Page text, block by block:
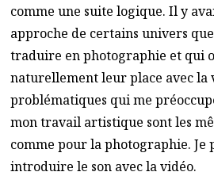
comme une suite logique. Il y
approche de certains univers
traduire en photographie et qui
naturellement leur place avec la
problématiques qui me
mon travail artistique sont les
comme pour la photographie. Je
introduire le son avec la vidéo.